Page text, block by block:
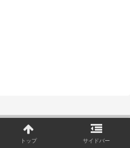
トップ サイドバー